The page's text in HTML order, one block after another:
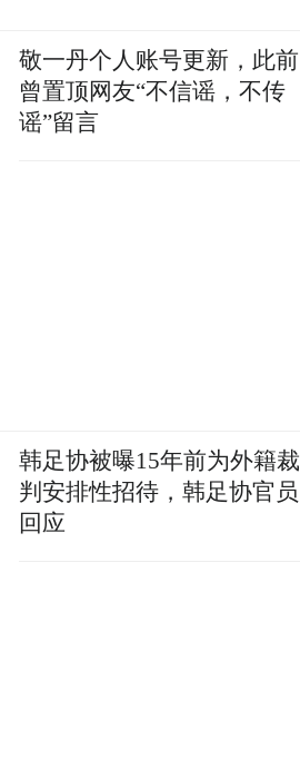
敬一丹个人账号更新，此前
曾置顶网友“不信谣，不传
谣”留言
韩足协被曝15年前为外籍裁
判安排性招待，韩足协官员
回应